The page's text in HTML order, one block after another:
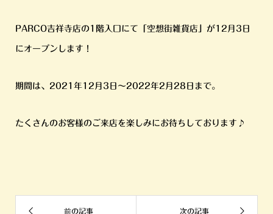
PARCO吉祥寺店の1階入口にて「空想街雑貨店」が12月3日
にオープンします！
期間は、2021年12月3日～2022年2月28日まで。
たくさんのお客様のご来店を楽しみにお待ちしております♪